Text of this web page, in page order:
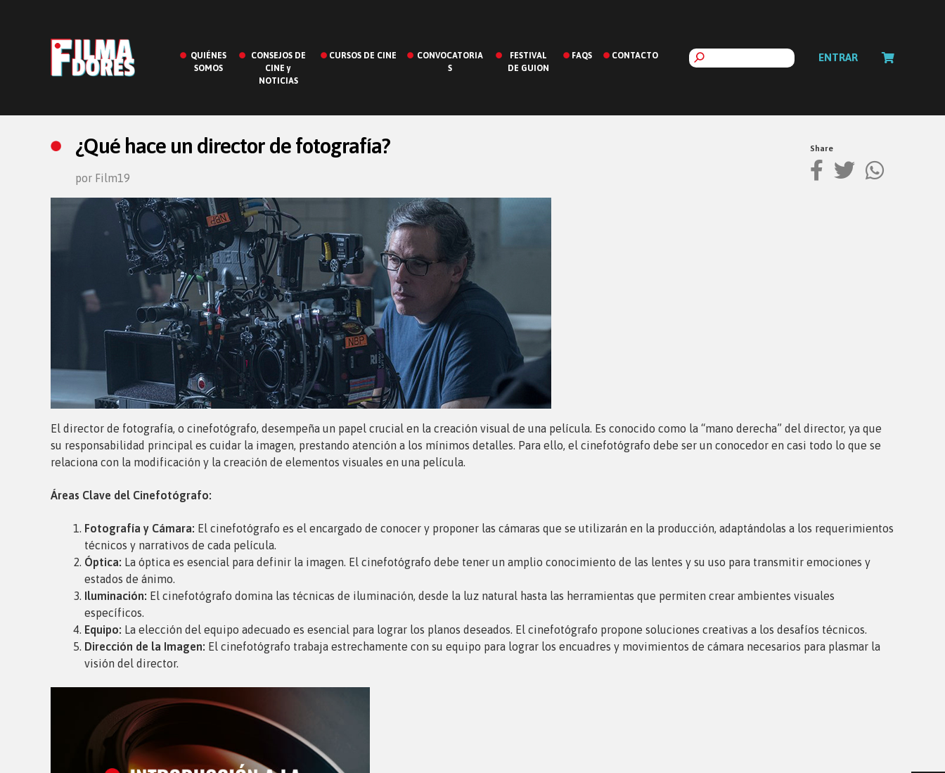
QUIÉNES
SOMOS
CONSEJOS DE
CINE y
NOTICIAS
CURSOS DE CINE
CONVOCATORIA
S
FESTIVAL
DE GUION
FAQS CONTACTO ENTRAR
¿Qué hace un director de fotografía?
por Film19
Share
El director de fotografía, o cinefotógrafo, desempeña un papel crucial en la creación visual de una película. Es conocido como la “mano derecha” del director, ya que
su responsabilidad principal es cuidar la imagen, prestando atención a los mínimos detalles. Para ello, el cinefotógrafo debe ser un conocedor en casi todo lo que se
relaciona con la modificación y la creación de elementos visuales en una película.
Áreas Clave del Cinefotógrafo:
Fotografía y Cámara: El cinefotógrafo es el encargado de conocer y proponer las cámaras que se utilizarán en la producción, adaptándolas a los requerimientos
técnicos y narrativos de cada película.
Óptica: La óptica es esencial para definir la imagen. El cinefotógrafo debe tener un amplio conocimiento de las lentes y su uso para transmitir emociones y
estados de ánimo.
Iluminación: El cinefotógrafo domina las técnicas de iluminación, desde la luz natural hasta las herramientas que permiten crear ambientes visuales
específicos.
Equipo: La elección del equipo adecuado es esencial para lograr los planos deseados. El cinefotógrafo propone soluciones creativas a los desafíos técnicos.
Dirección de la Imagen: El cinefotógrafo trabaja estrechamente con su equipo para lograr los encuadres y movimientos de cámara necesarios para plasmar la
visión del director.